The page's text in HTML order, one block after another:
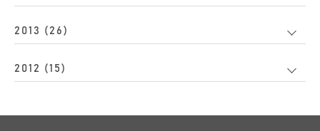
2013 (26)
2012 (15)